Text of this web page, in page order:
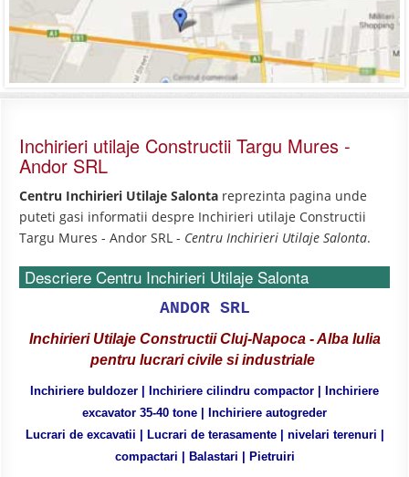
Inchirieri utilaje Constructii Targu Mures -
Andor SRL
Centru Inchirieri Utilaje Salonta reprezinta pagina unde
puteti gasi informatii despre Inchirieri utilaje Constructii
Targu Mures - Andor SRL - Centru Inchirieri Utilaje Salonta.
Descriere Centru Inchirieri Utilaje Salonta
ANDOR SRL
Inchirieri Utilaje ConstructiiCluj-Napoca - Alba Iulia
pentru lucrari civile si industriale
Inchiriere buldozer | Inchiriere cilindru compactor | Inchiriere
excavator 35-40 tone | Inchiriere autogreder
Lucrari de excavatii | Lucrari de terasamente | nivelari terenuri |
compactari | Balastari | Pietruiri